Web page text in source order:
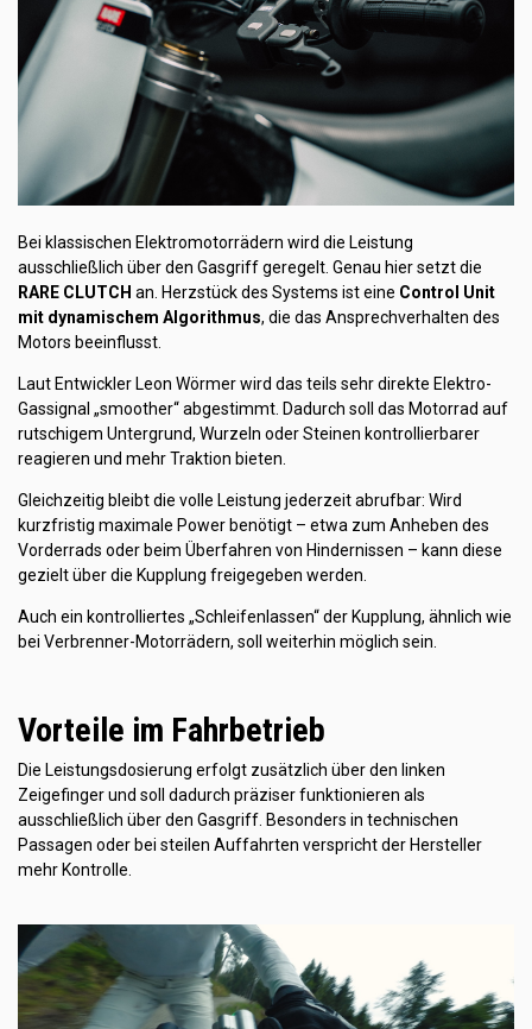
Bei klassischen Elektromotorrädern wird die Leistung
ausschließlich über den Gasgriff geregelt. Genau hier setzt die
RARE CLUTCH an. Herzstück des Systems ist eine Control Unit
mit dynamischem Algorithmus, die das Ansprechverhalten des
Motors beeinflusst.
Laut Entwickler Leon Wörmer wird das teils sehr direkte Elektro-
Gassignal „smoother“ abgestimmt. Dadurch soll das Motorrad auf
rutschigem Untergrund, Wurzeln oder Steinen kontrollierbarer
reagieren und mehr Traktion bieten.
Gleichzeitig bleibt die volle Leistung jederzeit abrufbar: Wird
kurzfristig maximale Power benötigt – etwa zum Anheben des
Vorderrads oder beim Überfahren von Hindernissen – kann diese
gezielt über die Kupplung freigegeben werden.
Auch ein kontrolliertes „Schleifenlassen“ der Kupplung, ähnlich wie
bei Verbrenner-Motorrädern, soll weiterhin möglich sein.
Vorteile im Fahrbetrieb
Die Leistungsdosierung erfolgt zusätzlich über den linken
Zeigefinger und soll dadurch präziser funktionieren als
ausschließlich über den Gasgriff. Besonders in technischen
Passagen oder bei steilen Auffahrten verspricht der Hersteller
mehr Kontrolle.